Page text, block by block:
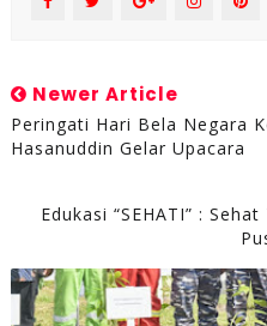
Newer Article
Peringati Hari Bela Negara
Hasanuddin Gelar Upacara
Edukasi “SEHATI” :